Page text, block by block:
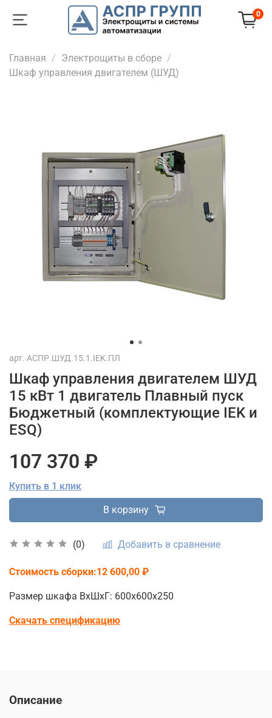
0
Главная
Электрощиты в сборе
Шкаф управления двигателем (ШУД)
арт. АСПР.ШУД.15.1.IEK.ПЛ
Шкаф управления двигателем ШУД
15 кВт 1 двигатель Плавный пуск
Бюджетный (комплектующие IEK и
ESQ)
(0) Добавить в сравнение
107 370 ₽
Купить в 1 клик
В корзину
Стоимость сборки:12 600,00 ₽
Размер шкафа ВхШхГ: 600х600х250
Скачать спецификацию
Описание